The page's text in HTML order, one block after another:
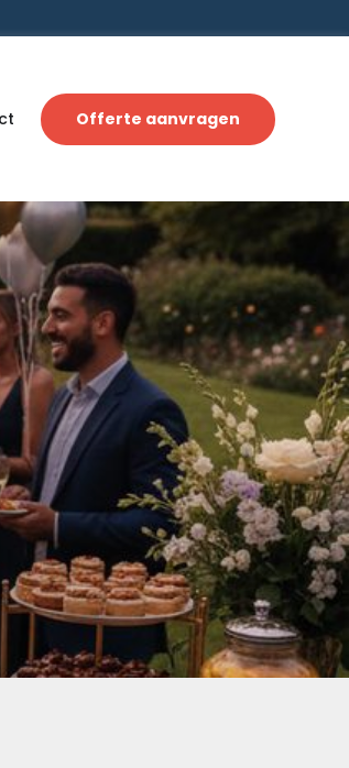
Offerte aanvragen